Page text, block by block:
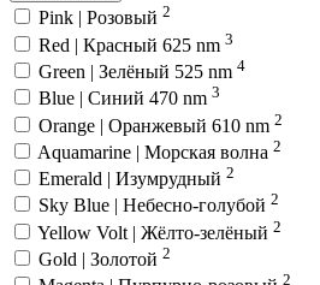
Pink | Розовый 2
Red | Красный 625 nm 3
Green | Зелёный 525 nm 4
Blue | Синий 470 nm 3
Orange | Оранжевый 610 nm 2
Aquamarine | Морская волна 2
Emerald | Изумрудный 2
Sky Blue | Небесно-голубой 2
Yellow Volt | Жёлто-зелёный 2
Gold | Золотой 2
2